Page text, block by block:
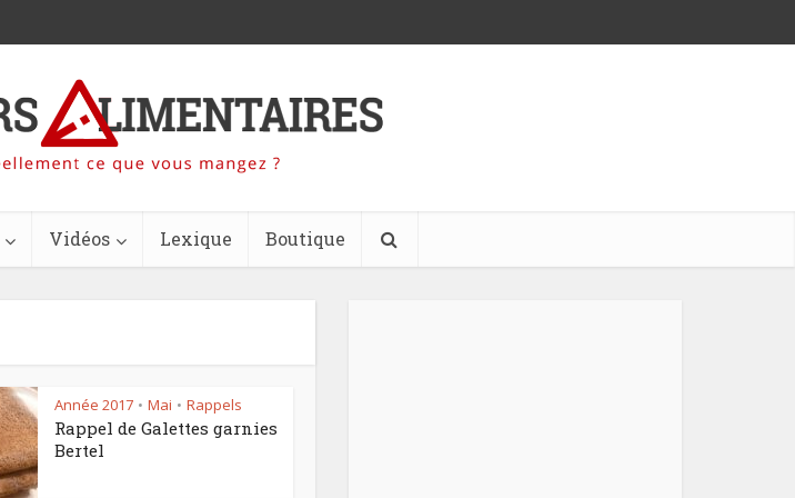
Vidéos Lexique Boutique
Année 2017 • Mai • Rappels
Rappel de Galettes garnies
Bertel